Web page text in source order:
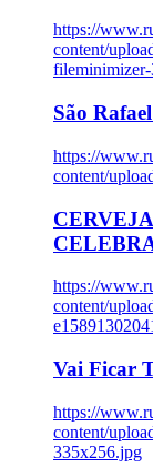
https://
content/
São
https://
content/
https://
content/
Vai Ficar
https://
content/
335x256.jpg